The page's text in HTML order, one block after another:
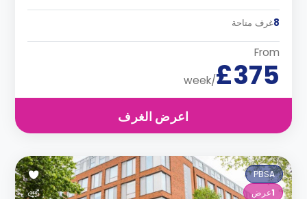
8غرف متاحة
From
£375
/week
اعرض الغرف
PBSA
1عرض